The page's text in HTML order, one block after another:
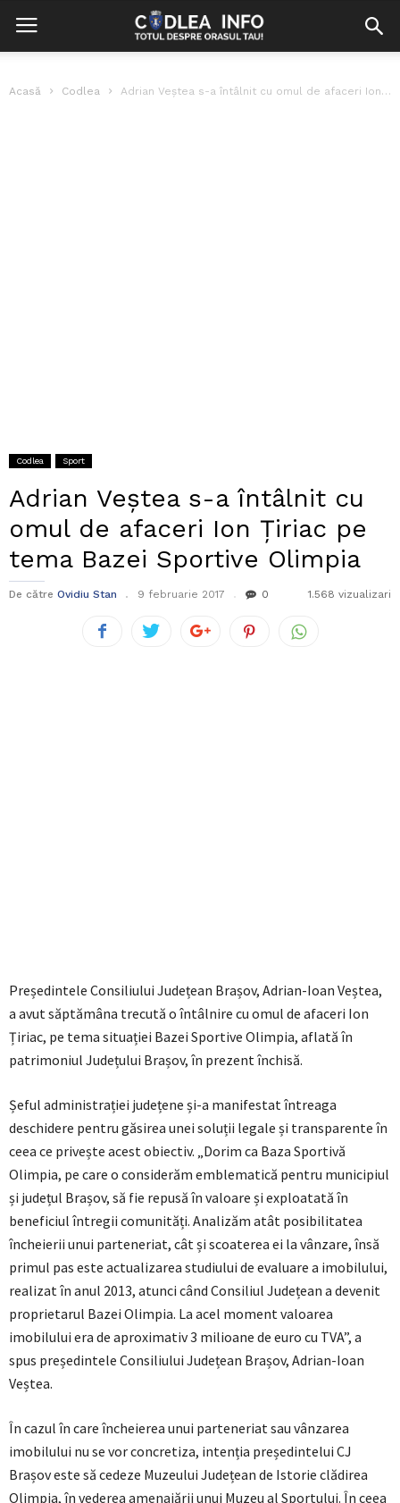
Acasă Codlea Adrian Veștea s-a întâlnit cu omul de afaceri Ion Țiriac pe tema...
Codlea Sport
Adrian Veștea s-a întâlnit cu
omul de afaceri Ion Țiriac pe
tema Bazei Sportive Olimpia
De către Ovidiu Stan 9 februarie 2017 0 1.568 vizualizari
Președintele Consiliului Județean Brașov, Adrian-Ioan Veștea,
a avut săptămâna trecută o întâlnire cu omul de afaceri Ion
Țiriac, pe tema situației Bazei Sportive Olimpia, aflată în
patrimoniul Județului Brașov, în prezent închisă.
Șeful administrației județene și-a manifestat întreaga
deschidere pentru găsirea unei soluții legale și transparente în
ceea ce privește acest obiectiv. „Dorim ca Baza Sportivă
Olimpia, pe care o considerăm emblematică pentru municipiul
și județul Brașov, să fie repusă în valoare și exploatată în
beneficiul întregii comunități. Analizăm atât posibilitatea
încheierii unui parteneriat, cât și scoaterea ei la vânzare, însă
primul pas este actualizarea studiului de evaluare a imobilului,
realizat în anul 2013, atunci când Consiliul Județean a devenit
proprietarul Bazei Olimpia. La acel moment valoarea
imobilului era de aproximativ 3 milioane de euro cu TVA”, a
spus președintele Consiliului Județean Brașov, Adrian-Ioan
Veștea.
În cazul în care încheierea unui parteneriat sau vânzarea
imobilului nu se vor concretiza, intenția președintelui CJ
Brașov este să cedeze Muzeului Județean de Istorie clădirea
Olimpia, în vederea amenajării unui Muzeu al Sportului. În ceea